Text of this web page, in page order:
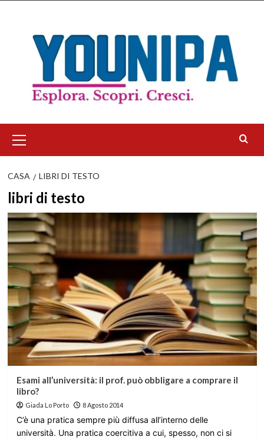
contenuto
principale
CASA LIBRI DI TESTO
libri di testo
Esami all’università: il prof. può obbligare a comprare il
libro?
Giada Lo Porto 8 Agosto 2014
C’è una pratica sempre più diffusa all’interno delle
università. Una pratica coercitiva a cui, spesso, non ci si